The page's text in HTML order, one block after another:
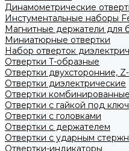
Динамометрические
Инстументальные наборы
Магнитные держатели для
Миниатюрные отвертки
Набор отверток
Отвертки T-образные
Отвертки двухсторонние,
Отвертки диэлектрические
Отвертки комбинированные
Отвертки с гайкой под ключ
Отвертки с головками
Отвертки с держателем
Отвертки с ударным
Отвертки-индикаторы